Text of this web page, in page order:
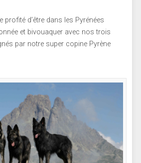
profité d’être dans les Pyrénées
et bivouaquer avec nos trois
par notre super copine Pyrène